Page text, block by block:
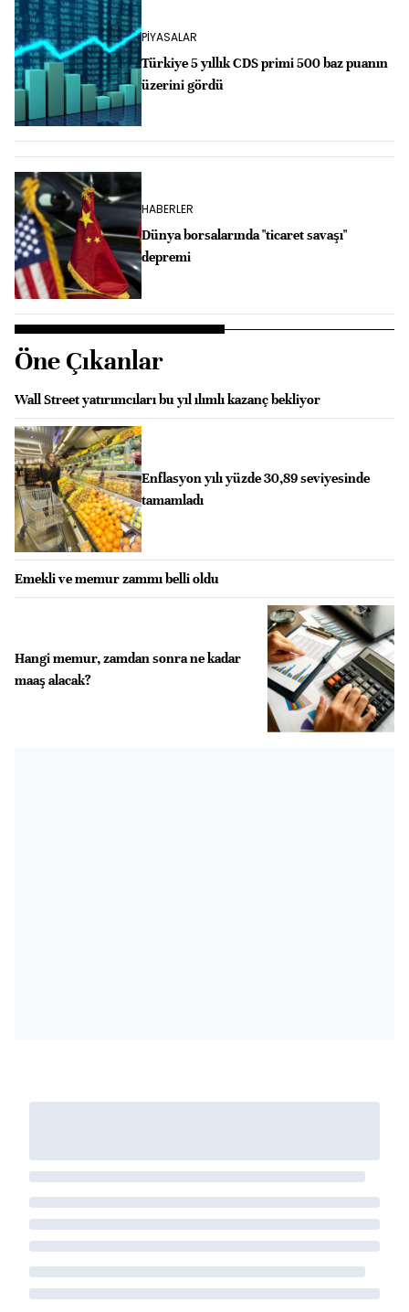
PİYASALAR
Türkiye 5 yıllık CDS primi 500 baz puanın
üzerini gördü
HABERLER
Dünya borsalarında "ticaret savaşı"
depremi
Öne Çıkanlar
Wall Street yatırımcıları bu yıl ılımlı kazanç bekliyor
Enflasyon yılı yüzde 30,89 seviyesinde
tamamladı
Emekli ve memur zammı belli oldu
Hangi memur, zamdan sonra ne kadar
maaş alacak?